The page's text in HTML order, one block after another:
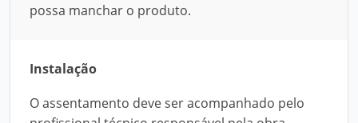
possa manchar o produto.
Instalação
O assentamento deve ser acompanhado pelo